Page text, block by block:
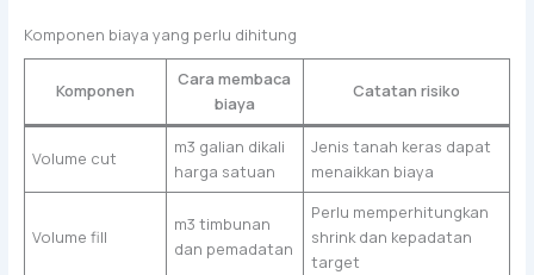
Komponen biaya yang perlu dihitung
Komponen
Cara membaca
biaya
Catatan risiko
Volume cut
m3 galian dikali
harga satuan
Jenis tanah keras dapat
menaikkan biaya
Volume fill
m3 timbunan
dan pemadatan
Perlu memperhitungkan
shrink dan kepadatan
target